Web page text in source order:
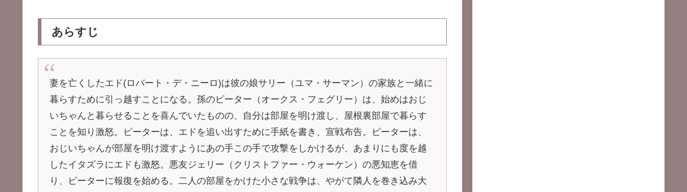
あらすじ
妻を亡くしたエド(ロバート・デ・ニーロ)は彼の娘サリー（ユマ・サーマン）の家族と一緒に
暮らすために引っ越すことになる。孫のピーター（オークス・フェグリー）は、始めはおじ
いちゃんと暮らせることを喜んでいたものの、自分は部屋を明け渡し、屋根裏部屋で暮らす
ことを知り激怒。ピーターは、エドを追い出すために手紙を書き、宣戦布告。ピーターは、
おじいちゃんが部屋を明け渡すようにあの手この手で攻撃をしかけるが、あまりにも度を越
したイタズラにエドも激怒。悪友ジェリー（クリストファー・ウォーケン）の悪知恵を借
り、ピーターに報復を始める。二人の部屋をかけた小さな戦争は、やがて隣人を巻き込み大